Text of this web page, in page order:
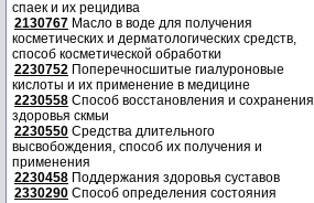
спаек и их рецидива
2130767 Масло в воде для получения
косметических и дерматологических средств,
способ косметической обработки
2230752 Поперечносшитые гиалуроновые
кислоты и их применение в медицине
2230558 Способ восстановления и сохранения
здоровья скмьи
2230550 Средства длительного
высвобождения, способ их получения и
применения
2230458 Поддержания здоровья суставов
2330290 Способ определения состояния